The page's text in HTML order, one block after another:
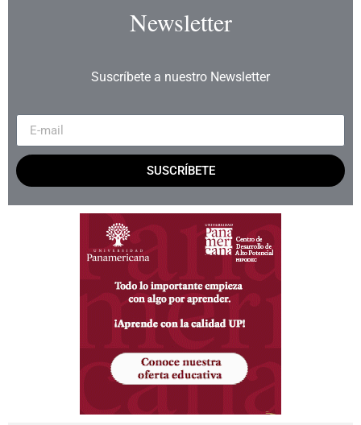
Newsletter
Suscríbete a nuestro Newsletter
SUSCRÍBETE